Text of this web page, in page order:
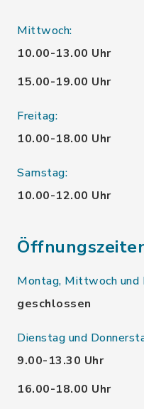
Mittwoch:
10.00-13.00 Uhr
15.00-19.00 Uhr
Freitag:
10.00-18.00 Uhr
Samstag:
10.00-12.00 Uhr
Montag, Mittwoch und
geschlossen
Dienstag und
9.00-13.30 Uhr
16.00-18.00 Uhr